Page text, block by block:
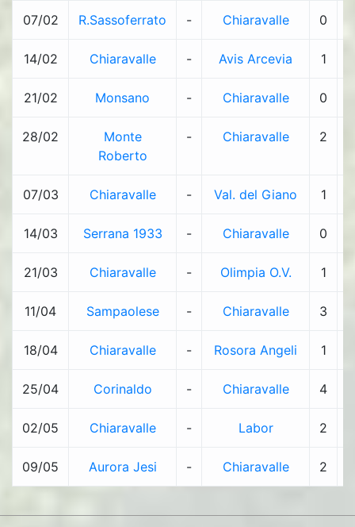
07/02 R.Sassoferrato - Chiaravalle 0
14/02 Chiaravalle - Avis Arcevia 1
21/02 Monsano - Chiaravalle 0
28/02
Monte
Roberto
- Chiaravalle 2
07/03 Chiaravalle - Val. del Giano 1
14/03 Serrana 1933 - Chiaravalle 0
21/03 Chiaravalle - Olimpia O.V. 1
11/04 Sampaolese - Chiaravalle 3
18/04 Chiaravalle - Rosora Angeli 1
25/04 Corinaldo - Chiaravalle 4
02/05 Chiaravalle - Labor 2
09/05 Aurora Jesi - Chiaravalle 2